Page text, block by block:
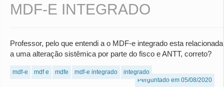
MDF-E INTEGRADO
Professor, pelo que entendi a o MDF-e integrado esta relacionada
a uma alteração sistêmica por parte do fisco e ANTT, correto?
mdf-e mdf e mdfe mdf-e integrado
integrado
Perguntado em 05/08/2020